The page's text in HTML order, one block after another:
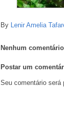
By Lenir Amelia
Nenhum
Postar um
Seu comentário será